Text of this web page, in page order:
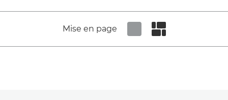
Mise en page